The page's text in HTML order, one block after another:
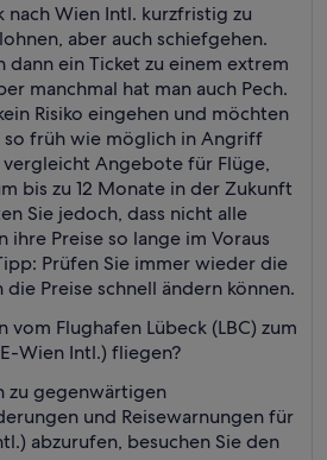
nach Wien Intl. kurzfristig zu
aber auch schiefgehen.
ein Ticket zu einem extrem
manchmal hat man auch Pech.
Risiko eingehen und möchten
so früh wie möglich in Angriff
vergleicht Angebote für Flüge,
bis zu 12 Monate in der Zukunft
Sie jedoch, dass nicht alle
ihre Preise so lange im Voraus
Prüfen Sie immer wieder die
Preise schnell ändern können.
vom Flughafen Lübeck (LBC) zum
Wien Intl.) fliegen?
zu gegenwärtigen
und Reisewarnungen für
abzurufen, besuchen Sie den